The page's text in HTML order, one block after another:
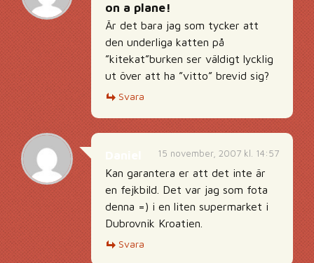
on a plane!
Är det bara jag som tycker att
den underliga katten på
”kitekat”burken ser väldigt lycklig
ut över att ha ”vitto” brevid sig?
Svara
15 november, 2007 kl. 14:57
Kan garantera er att det inte är
en fejkbild. Det var jag som fota
denna =) i en liten supermarket i
Dubrovnik Kroatien.
Svara